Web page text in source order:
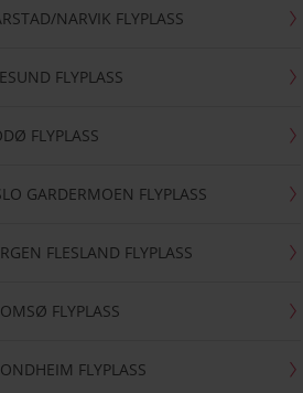
NARVIK FLYPLASS
FLYPLASS
FLYPLASS
GARDERMOEN FLYPLASS
FLESLAND FLYPLASS
FLYPLASS
FLYPLASS